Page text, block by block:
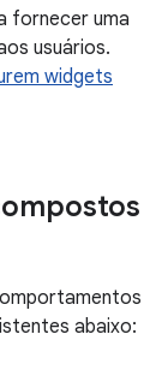
fornecer uma
usuários.
widgets
abaixo: